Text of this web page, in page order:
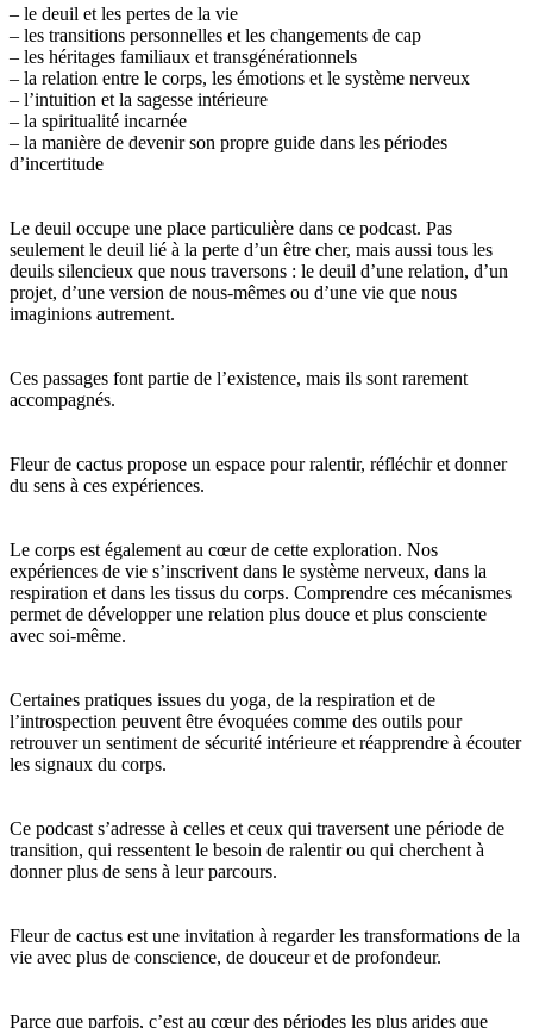
– le deuil et les pertes de la vie
– les transitions personnelles et les changements de cap
– les héritages familiaux et transgénérationnels
– la relation entre le corps, les émotions et le système nerveux
– l’intuition et la sagesse intérieure
– la spiritualité incarnée
– la manière de devenir son propre guide dans les périodes
d’incertitude
Le deuil occupe une place particulière dans ce podcast. Pas
seulement le deuil lié à la perte d’un être cher, mais aussi tous les
deuils silencieux que nous traversons : le deuil d’une relation, d’un
projet, d’une version de nous-mêmes ou d’une vie que nous
imaginions autrement.
Ces passages font partie de l’existence, mais ils sont rarement
accompagnés.
Fleur de cactus propose un espace pour ralentir, réfléchir et donner
du sens à ces expériences.
Le corps est également au cœur de cette exploration. Nos
expériences de vie s’inscrivent dans le système nerveux, dans la
respiration et dans les tissus du corps. Comprendre ces mécanismes
permet de développer une relation plus douce et plus consciente
avec soi-même.
Certaines pratiques issues du yoga, de la respiration et de
l’introspection peuvent être évoquées comme des outils pour
retrouver un sentiment de sécurité intérieure et réapprendre à écouter
les signaux du corps.
Ce podcast s’adresse à celles et ceux qui traversent une période de
transition, qui ressentent le besoin de ralentir ou qui cherchent à
donner plus de sens à leur parcours.
Fleur de cactus est une invitation à regarder les transformations de la
vie avec plus de conscience, de douceur et de profondeur.
Parce que parfois, c’est au cœur des périodes les plus arides que